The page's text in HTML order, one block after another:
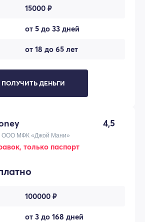
15000 ₽
от 5 до 33 дней
от 18 до 65 лет
ПОЛУЧИТЬ ДЕНЬГИ
4,5
ООО МФК «Джой Мани»
только паспорт
100000 ₽
от 3 до 168 дней